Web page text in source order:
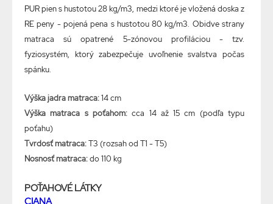
PUR pien s hustotou 28 kg/m3, medzi ktoré je vložená doska z
RE peny - pojená pena s hustotou 80 kg/m3. Obidve strany
matraca sú opatrené 5-zónovou profiláciou - tzv.
fyziosystém, ktorý zabezpečuje uvoľnenie svalstva počas
spánku.
Výška jadra matraca:14 cm
Výška matraca s poťahom:cca 14 až 15 cm (podľa typu
poťahu)
Tvrdosť matraca:T3 (rozsah od T1 - T5)
Nosnosť matraca:do 110 kg
POŤAHOVÉ LÁTKY